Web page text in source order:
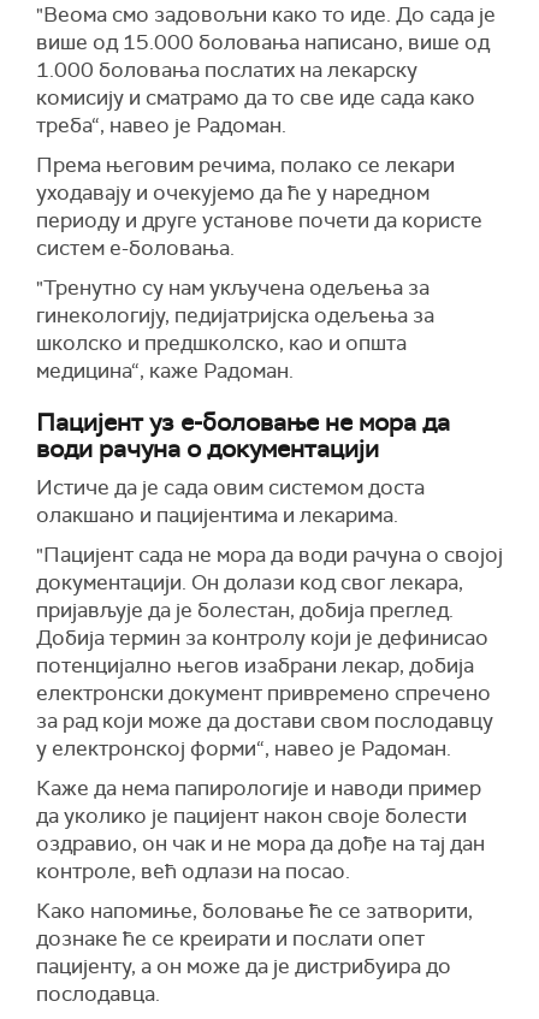
"Веома смо задовољни како то иде. До сада је
више од 15.000 боловања написано, више од
1.000 боловања послатих на лекарску
комисију и сматрамо да то све иде сада како
треба“, навео је Радоман.
Према његовим речима, полако се лекари
уходавају и очекујемо да ће у наредном
периоду и друге установе почети да користе
систем е-боловања.
"Тренутно су нам укључена одељења за
гинекологију, педијатријска одељења за
школско и предшколско, као и општа
медицина“, каже Радоман.
Пацијент уз е-боловање не мора да
води рачуна о документацији
Истиче да је сада овим системом доста
олакшано и пацијентима и лекарима.
"Пацијент сада не мора да води рачуна о својој
документацији. Он долази код свог лекара,
пријављује да је болестан, добија преглед.
Добија термин за контролу који је дефинисао
потенцијално његов изабрани лекар, добија
електронски документ привремено спречено
за рад који може да достави свом послодавцу
у електронској форми“, навео је Радоман.
Каже да нема папирологије и наводи пример
да уколико је пацијент након своје болести
оздравио, он чак и не мора да дође на тај дан
контроле, већ одлази на посао.
Како напомиње, боловање ће се затворити,
дознаке ће се креирати и послати опет
пацијенту, а он може да је дистрибуира до
послодавца.